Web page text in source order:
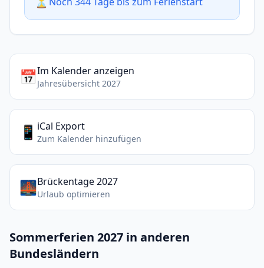
📅Im Kalender anzeigen
Jahresübersicht 2027
📱 iCal Export
Zum Kalender hinzufügen
🌉Brückentage 2027
Urlaub optimieren
Sommerferien 2027 in anderen
Bundesländern